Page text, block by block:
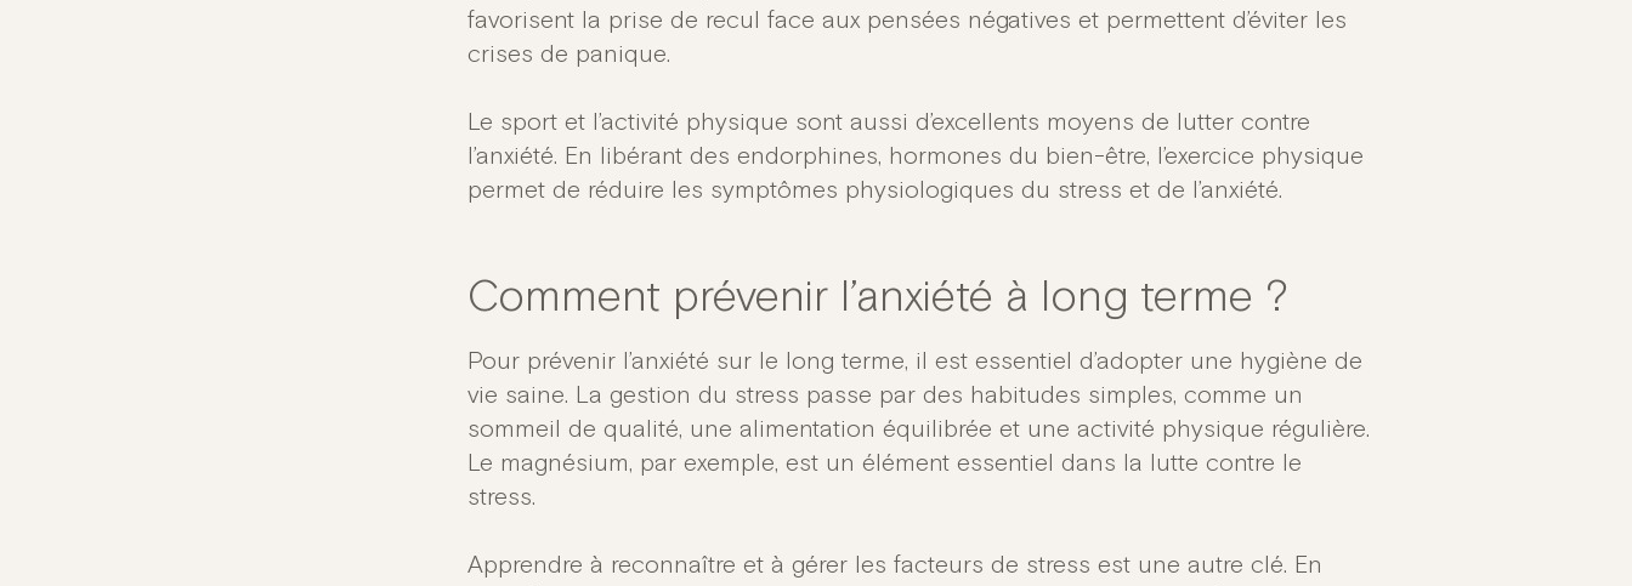
favorisent la prise de recul face aux pensées négatives et permettent d’éviter les
crises de panique.
Le sport et l’activité physique sont aussi d’excellents moyens de lutter contre
l’anxiété. En libérant des endorphines, hormones du bien-être, l’exercice physique
permet de réduire les symptômes physiologiques du stress et de l’anxiété.
Comment prévenir l’anxiété à long terme ?
Pour prévenir l’anxiété sur le long terme, il est essentiel d’adopter une hygiène de
vie saine. La gestion du stress passe par des habitudes simples, comme un
sommeil de qualité, une alimentation équilibrée et une activité physique régulière.
Le magnésium, par exemple, est un élément essentiel dans la lutte contre le
stress.
Apprendre à reconnaître et à gérer les facteurs de stress est une autre clé. En